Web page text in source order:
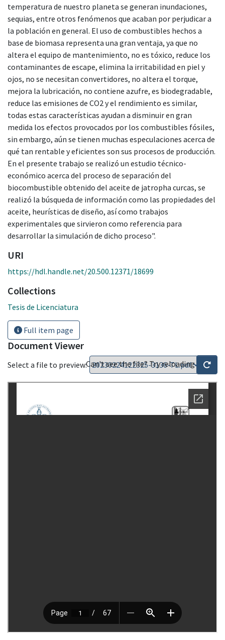
temperatura de nuestro planeta se generan inundaciones,
sequias, entre otros fenómenos que acaban por perjudicar a
la población en general. El uso de combustibles hechos a
base de biomasa representa una gran ventaja, ya que no
altera el equipo de mantenimiento, no es tóxico, reduce los
contaminantes de escape, elimina la irritabilidad en piel y
ojos, no se necesitan convertidores, no altera el torque,
mejora la lubricación, no contiene azufre, es biodegradable,
reduce las emisiones de CO2 y el rendimiento es similar,
todas estas características ayudan a disminuir en gran
medida los efectos provocados por los combustibles fósiles,
sin embargo, aún se tienen muchas especulaciones acerca de
qué tan rentable y eficientes son sus procesos de producción.
En el presente trabajo se realizó un estudio técnico-
económico acerca del proceso de separación del
biocombustible obtenido del aceite de jatropha curcas, se
realizó la búsqueda de información como las propiedades del
aceite, heurísticas de diseño, así como trabajos
experimentales que sirvieron como referencia para
desarrollar la simulación de dicho proceso".
URI
https://hdl.handle.net/20.500.12371/18699
Collections
Tesis de Licenciatura
Full item page
Document Viewer
Select a file to preview:Can't see the file? Try reloading